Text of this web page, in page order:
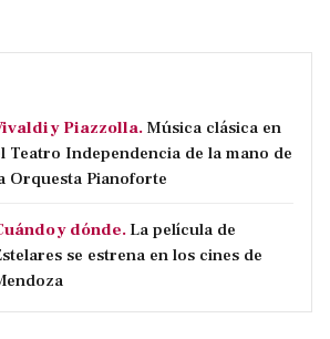
y Piazzolla. Música clásica en
Teatro Independencia de la mano de
Orquesta Pianoforte
y dónde.La película de
se estrena en los cines de